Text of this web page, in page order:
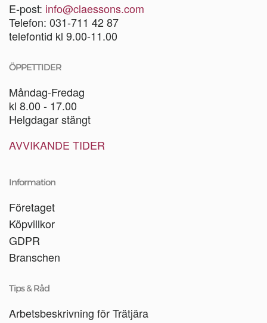
E-post: info@claessons.com
Telefon: 031-711 42 87
telefontid kl 9.00-11.00
ÖPPETTIDER
Måndag-Fredag
kl 8.00 - 17.00
Helgdagar stängt
AVVIKANDE TIDER
Information
Företaget
Köpvillkor
GDPR
Branschen
Tips & Råd
Arbetsbeskrivning för Trätjära